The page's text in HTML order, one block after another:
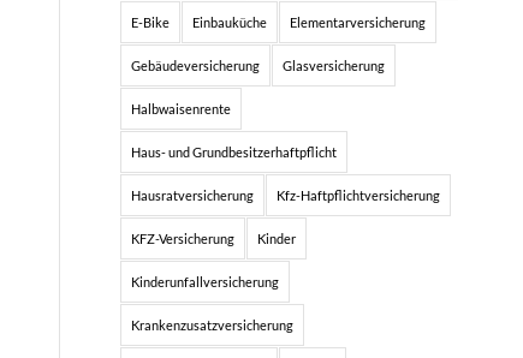
E-Bike Einbauküche Elementarversicherung
Gebäudeversicherung Glasversicherung
Halbwaisenrente
Haus- und Grundbesitzerhaftpflicht
Hausratversicherung Kfz-Haftpflichtversicherung
KFZ-Versicherung Kinder
Kinderunfallversicherung
Krankenzusatzversicherung